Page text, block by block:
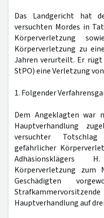
Das Landgericht hat
versuchten Mordes in
Körperverletzung
Körperverletzung zu
Jahren verurteilt. Er
StPO) eine Verletzung
1. Folgender
Dem Angeklagten war
Hauptverhandlung
versuchter
gefährlicher
Adhäsionsklägers
Körperverletzung zum
Geschädigten
Hauptverhandlung auf